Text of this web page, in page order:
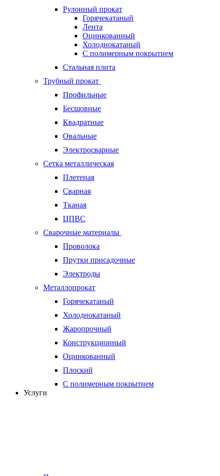
Рулонный прокат
Горячекатаный
Лента
Оцинкованный
Холоднокатаный
С полимерным покрытием
Стальная плита
Трубный прокат
Профильные
Бесшовные
Квадратные
Овальные
Электросварные
Сетка металлическая
Плетеная
Сварная
Тканая
ЦПВС
Сварочные материалы
Проволока
Прутки присадочные
Электроды
Металлопрокат
Горячекатаный
Холоднокатаный
Жаропрочный
Конструкционный
Оцинкованный
Плоский
С полимерным покрытием
Услуги